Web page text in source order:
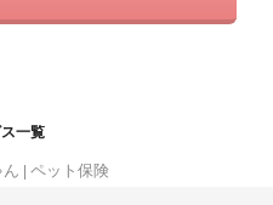
一覧
ペット保険